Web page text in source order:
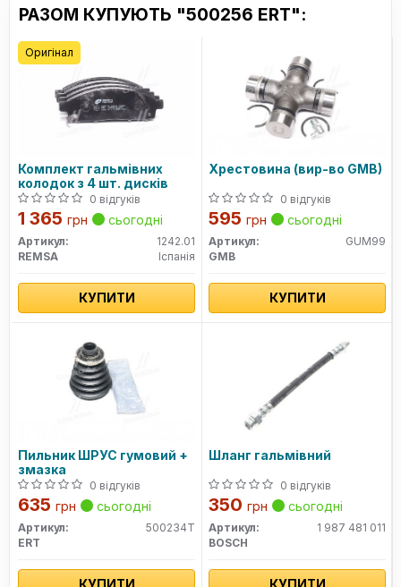
РАЗОМ КУПУЮТЬ "500256 ERT":
Комплект гальмівних
колодок з 4 шт. дисків
0 відгуків
1 365 грн сьогодні
Артикул:
1242.01
REMSA
Іспанія
КУПИТИ
Оригінал
Хрестовина (вир-во GMB)
0 відгуків
595 грн сьогодні
Артикул:
GUM99
GMB
КУПИТИ
Пильник ШРУС гумовий +
змазка
0 відгуків
635 грн сьогодні
Артикул:
500234T
ERT
КУПИТИ
Шланг гальмівний
0 відгуків
350 грн сьогодні
Артикул:
1 987 481 011
BOSCH
КУПИТИ